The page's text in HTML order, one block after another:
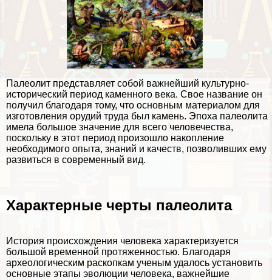
Палеолит представляет собой важнейший культурно-
исторический период каменного века. Свое название он
получил благодаря тому, что основным материалом для
изготовления орудий труда был камень. Эпоха палеолита
имела большое значение для всего человечества,
поскольку в этот период произошло накопление
необходимого опыта, знаний и качеств, позволивших ему
развиться в современный вид.
Хаpaктерные черты палеолита
История происхождения человека хаpaктеризуется
большой временной протяженностью. Благодаря
археологическим раскопкам ученым удалось установить
основные этапы эволюции человека, важнейшие